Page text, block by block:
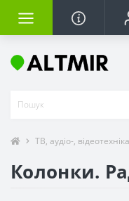
ТВ, аудіо-, відеотехніка
Колонки.